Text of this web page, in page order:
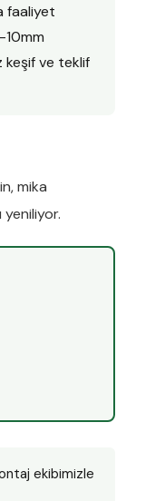
faaliyet
keşif ve teklif
,mika
yeniliyor.
ekibimizle